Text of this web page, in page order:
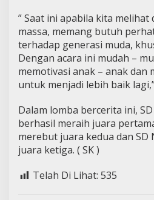
” Saat ini apabila kita melihat
massa, memang butuh
terhadap generasi muda,
Dengan acara ini mudah –
memotivasi anak – anak dan
untuk menjadi lebih baik
Dalam lomba bercerita ini,
berhasil meraih juara
merebut juara kedua dan SD
juara ketiga. ( SK )
Telah Di Lihat: 535